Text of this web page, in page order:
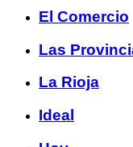
El Comercio
Las
La Rioja
Ideal